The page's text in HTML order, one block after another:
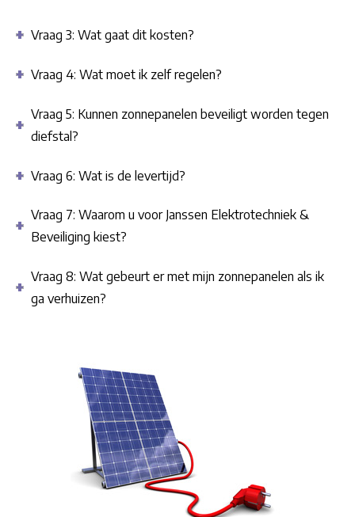
Vraag 3: Wat gaat dit kosten?
Vraag 4: Wat moet ik zelf regelen?
Vraag 5: Kunnen zonnepanelen beveiligt worden tegen
diefstal?
Vraag 6: Wat is de levertijd?
Vraag 7: Waarom u voor Janssen Elektrotechniek &
Beveiliging kiest?
Vraag 8: Wat gebeurt er met mijn zonnepanelen als ik
ga verhuizen?